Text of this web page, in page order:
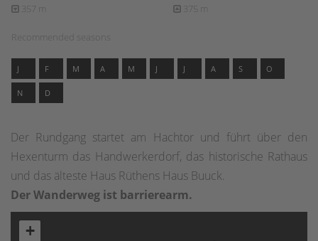
357 m 375 m
Recommended seasons
J F M A M J J A S O
N D
Der Rundgang startet am Hachtor und führt über den
Hexenturm das Handwerkerdorf, das historische Rathaus
und das älteste Haus Rüthens Haus Buuck.
Der Wanderweg ist barrierearm.
+